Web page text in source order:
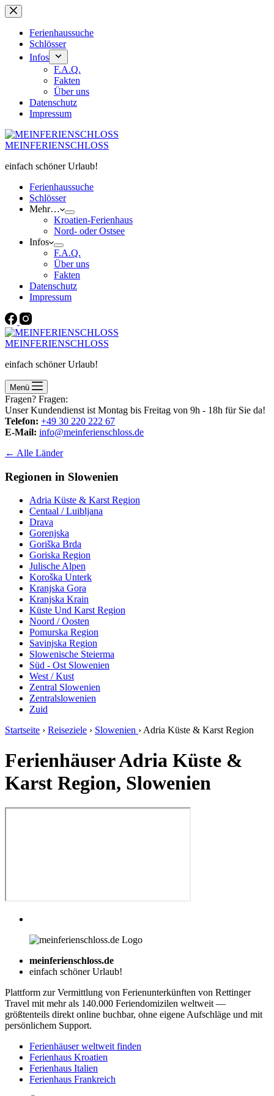
Zum
Inhalt
springenFerienhaussuche
Schlösser
Infos
F.A.Q.
Fakten
Über uns
Datenschutz
Impressum
MEINFERIENSCHLOSS
einfach schöner Urlaub!
Ferienhaussuche
Schlösser
Mehr…
Kroatien-Ferienhaus
Nord- oder Ostsee
Infos
F.A.Q.
Über uns
Fakten
Datenschutz
Impressum
MEINFERIENSCHLOSS
einfach schöner Urlaub!
Menü
Fragen? Fragen:
Unser Kundendienst ist Montag bis Freitag von 9h - 18h für Sie da!
Telefon: +49 30 220 222 67
E-Mail: info@meinferienschloss.de
← Alle Länder
Regionen in Slowenien
Adria Küste & Karst Region
Centaal / Luibljana
Drava
Gorenjska
Goriška Brda
Goriska Region
Julische Alpen
Koroška Unterk
Kranjska Gora
Kranjska Krain
Küste Und Karst Region
Noord / Oosten
Pomurska Region
Savinjska Region
Slowenische Steierma
Süd - Ost Slowenien
West / Kust
Zentral Slowenien
Zentralslowenien
Zuid
Startseite › Reiseziele › Slowenien ›Adria Küste & Karst Region
Ferienhäuser Adria Küste &
Karst Region, Slowenien
meinferienschloss.de
einfach schöner Urlaub!
Plattform zur Vermittlung von Ferienunterkünften von Rettinger
Travel mit mehr als 140.000 Feriendomizilen weltweit —
größtenteils direkt online buchbar, ohne eigene Aufschläge und mit
persönlichem Support.
Ferienhäuser weltweit finden
Ferienhaus Kroatien
Ferienhaus Italien
Ferienhaus Frankreich